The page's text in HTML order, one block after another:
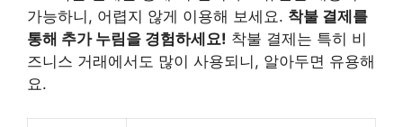
가능하니, 어렵지 않게 이용해 보세요. 착불 결제를
통해 추가 누림을 경험하세요! 착불 결제는 특히 비
즈니스 거래에서도 많이 사용되니, 알아두면 유용해
요.